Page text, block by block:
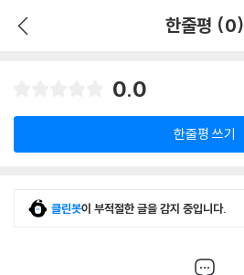
한줄평 (0)
0.0
한줄평 쓰기
클린봇이 부적절한 글을 감지 중입니다.